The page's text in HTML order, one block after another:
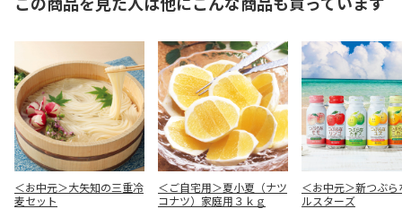
＜お中元＞大矢知の三重冷
麦セット
＜ご自宅用＞夏小夏（ナツ
コナツ）家庭用３ｋｇ
＜お中元＞新つぶら
ルスターズ